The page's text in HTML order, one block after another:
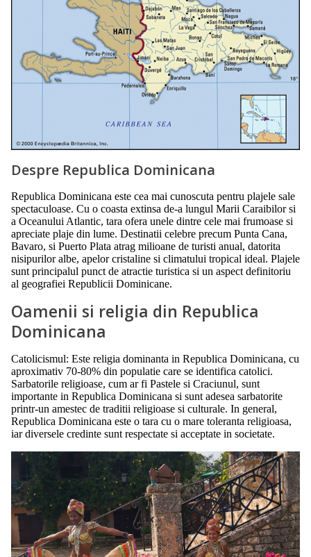
Despre Republica Dominicana
Republica Dominicana este cea mai cunoscuta pentru plajele sale
spectaculoase. Cu o coasta extinsa de-a lungul Marii Caraibilor si
a Oceanului Atlantic, tara ofera unele dintre cele mai frumoase si
apreciate plaje din lume. Destinatii celebre precum Punta Cana,
Bavaro, si Puerto Plata atrag milioane de turisti anual, datorita
nisipurilor albe, apelor cristaline si climatului tropical ideal. Plajele
sunt principalul punct de atractie turistica si un aspect definitoriu
al geografiei Republicii Dominicane.
Oamenii si religia din Republica
Dominicana
Catolicismul: Este religia dominanta in Republica Dominicana, cu
aproximativ 70-80% din populatie care se identifica catolici.
Sarbatorile religioase, cum ar fi Pastele si Craciunul, sunt
importante in Republica Dominicana si sunt adesea sarbatorite
printr-un amestec de traditii religioase si culturale. In general,
Republica Dominicana este o tara cu o mare toleranta religioasa,
iar diversele credinte sunt respectate si acceptate in societate.